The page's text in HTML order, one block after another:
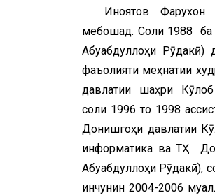
Иноятов Фарухҷон
мебошад. Соли 1988
Абуабдуллоҳи
фаъолияти меҳнатии
давлатии шаҳри Кӯлоб
соли 1996 то 1998
Донишгоҳи давлатии
информатика ва ТҲ
Абуабдуллоҳи Рӯдакӣ),
инчунин 2004-2006